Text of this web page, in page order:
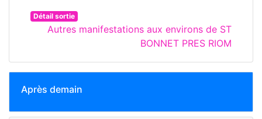
Détail sortie
Autres manifestations aux environs de ST
BONNET PRES RIOM
Après demain